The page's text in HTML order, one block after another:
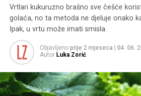
Vrtlari kukuruzno brašno sve češće
golaća, no ta metoda ne djeluje onako
Ipak, u vrtu može imati smisla.
Objavljeno prije 2 mjeseca
04. 06.
Autor Luka Zorić